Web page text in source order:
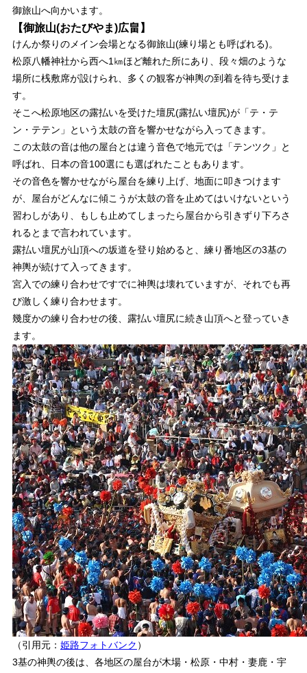
御旅山へ向かいます。
【御旅山(おたびやま)広畠】
けんか祭りのメイン会場となる御旅山(練り場とも呼ばれる)。
松原八幡神社から西へ1㎞ほど離れた所にあり、段々畑のような
場所に桟敷席が設けられ、多くの観客が神輿の到着を待ち受けま
す。
そこへ松原地区の露払いを受けた壇尻(露払い壇尻)が「テ・テ
ン・テテン」という太鼓の音を響かせながら入ってきます。
この太鼓の音は他の屋台とは違う音色で地元では「テンツク」と
呼ばれ、日本の音100選にも選ばれたこともあります。
その音色を響かせながら屋台を練り上げ、地面に叩きつけます
が、屋台がどんなに傾こうが太鼓の音を止めてはいけないという
習わしがあり、もしも止めてしまったら屋台から引きずり下ろさ
れるとまで言われています。
露払い壇尻が山頂への坂道を登り始めると、練り番地区の3基の
神輿が続けて入ってきます。
宮入での練り合わせですでに神輿は壊れていますが、それでも再
び激しく練り合わせます。
幾度かの練り合わせの後、露払い壇尻に続き山頂へと登っていき
ます。
（引用元： 姫路フォトバンク ）
3基の神輿の後は、各地区の屋台が木場・松原・中村・妻鹿・宇